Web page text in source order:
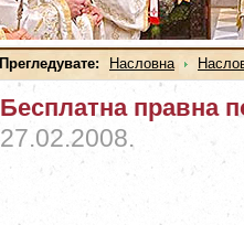
Прегледувате: Насловна
Бесплатна правна
27.02.2008.